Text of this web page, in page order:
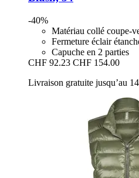
-40%
Matériau collé coupe-
Fermeture éclair
Capuche en 2 parties
CHF 92.23 CHF 154.00
Livraison gratuite jusqu’au